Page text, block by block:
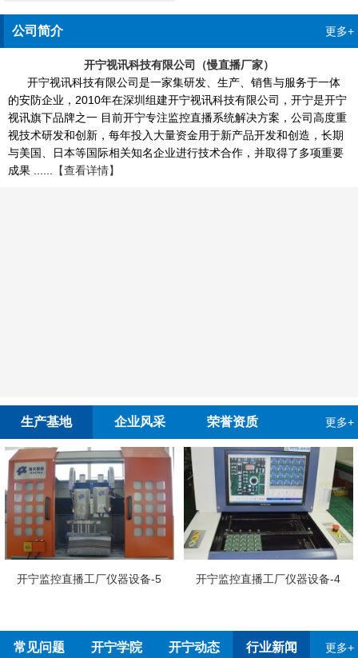
公司简介 更多+
开宁视讯科技有限公司（慢直播厂家）
开宁视讯科技有限公司是一家集研发、生产、销售与服务于一体
的安防企业，2010年在深圳组建开宁视讯科技有限公司，开宁是开宁
视讯旗下品牌之一 目前开宁专注监控直播系统解决方案，公司高度重
视技术研发和创新，每年投入大量资金用于新产品开发和创造，长期
与美国、日本等国际相关知名企业进行技术合作，并取得了多项重要
成果 ......
【查看详情】
生产基地 企业风采 荣誉资质 更多+
工厂仪器设备-5 开宁监控直播工厂仪器设备-4 开宁慢直
常见问题 开宁学院 开宁动态 行业新闻 更多+